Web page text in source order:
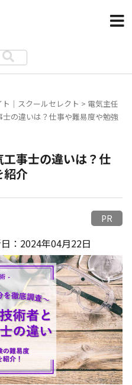
｜スクールセレクト > 電気主任
の違いは？仕事や難易度や勉強
事士の違いは？仕
紹介
PR
：2024年04月22日